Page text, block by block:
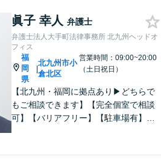
眞子 幸人 弁護士
弁護士法人大手町法律事務所 北九州ヘッドオ
フィス
福
岡
県
|
北九州市小
倉北区
営業時間：09:00~20:00
（土日祝日）
【北九州・福岡に拠点あり▶どちらで
もご相談できます】【完全個室で相談
可】【バリアフリー】【駐車場有】法
活かした総合力で課題解決をサポート